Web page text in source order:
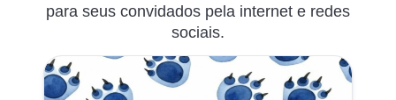
para seus convidados pela internet e redes
sociais.